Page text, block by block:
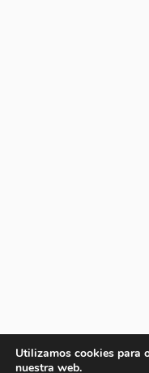
Utilizamos cookies para
nuestra web.